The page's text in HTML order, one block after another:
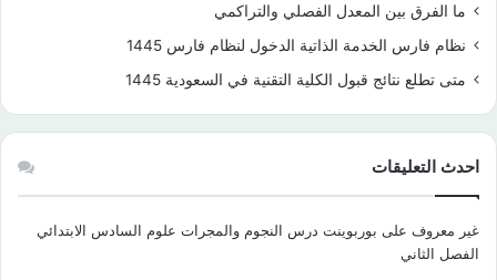
ما الفرق بين المعدل الفصلي والتراكمي
نظام فارس الخدمة الذاتية الدخول لنظام فارس 1445
متى تطلع نتائج قبول الكلية التقنية في السعودية 1445
احدث التعليقات
غير معروف على بوربوينت درس النجوم والمجرات علوم السادس الابتدائي
الفصل الثاني